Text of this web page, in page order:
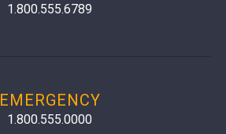
1.800.555.6789
EMERGENCY
1.800.555.0000